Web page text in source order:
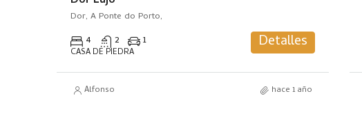
Dor, A Ponte do Porto,
4 2 1
CASA DE PIEDRA Detalles
Alfonso hace 1 año